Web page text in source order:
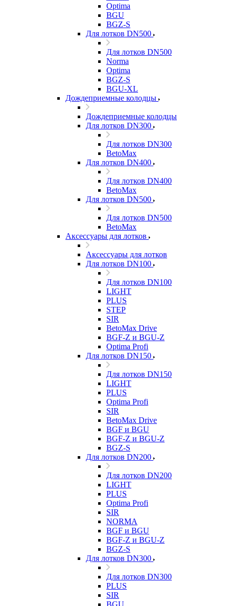
Optima
BGU
BGZ-S
Для лотков DN500
Для лотков DN500
Norma
Optima
BGZ-S
BGU-XL
Дождеприемные колодцы
Дождеприемные колодцы
Для лотков DN300
Для лотков DN300
BetoMax
Для лотков DN400
Для лотков DN400
BetoMax
Для лотков DN500
Для лотков DN500
BetoMax
Аксессуары для лотков
Аксессуары для лотков
Для лотков DN100
Для лотков DN100
LIGHT
PLUS
STEP
SIR
BetoMax Drive
BGF-Z и BGU-Z
Optima Profi
Для лотков DN150
Для лотков DN150
LIGHT
PLUS
Optima Profi
SIR
BetoMax Drive
BGF и BGU
BGF-Z и BGU-Z
BGZ-S
Для лотков DN200
Для лотков DN200
LIGHT
PLUS
Optima Profi
SIR
NORMA
BGF и BGU
BGF-Z и BGU-Z
BGZ-S
Для лотков DN300
Для лотков DN300
PLUS
SIR
BGU